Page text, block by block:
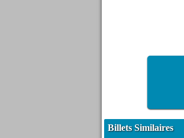
Billets Similaires